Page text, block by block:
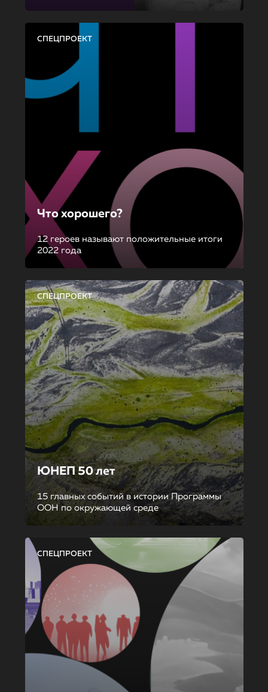
СПЕЦПРОЕКТ
Что хорошего?
12 героев называют положительные итоги
2022 года
СПЕЦПРОЕКТ
ЮНЕП 50 лет
15 главных событий в истории Программы
ООН по окружающей среде
СПЕЦПРОЕКТ